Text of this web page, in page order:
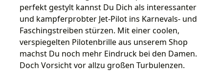
perfekt gestylt kannst Du Dich als interessanter
und kampferprobter Jet-Pilot ins Karnevals- und
Faschingstreiben stürzen. Mit einer coolen,
verspiegelten Pilotenbrille aus unserem Shop
machst Du noch mehr Eindruck bei den Damen.
Doch Vorsicht vor allzu großen Turbulenzen.